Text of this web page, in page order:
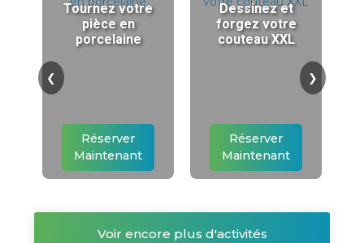
Tournez votre
pièce en
porcelaine
Réserver
Maintenant
Dessinez et
forgez votre
couteau XXL
Réserver
Maintenant
❮ ❯
Voir encore plus d'activités